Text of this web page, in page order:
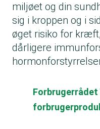
miljøet og din
sig i kroppen og i
øget risiko for
dårligere
Forbrugerrådet